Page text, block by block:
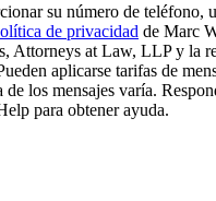
su número de teléfono,
de privacidad de Marc
Attorneys at Law, LLP y la
aplicarse tarifas de
de los mensajes varía.
para obtener ayuda.